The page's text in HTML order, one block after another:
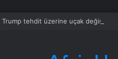
Trump tehdit üzerine uçak değiştirmiş